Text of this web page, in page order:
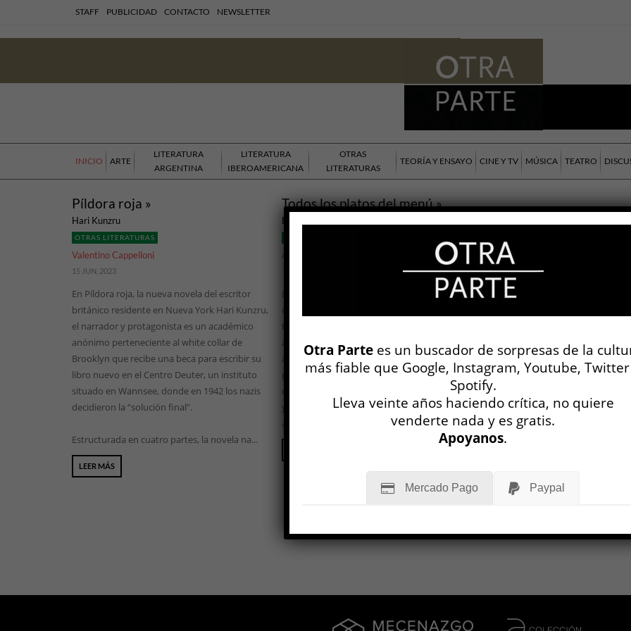
STAFF PUBLICIDAD CONTACTO NEWSLETTER
INICIO ARTE
LITERATURA
ARGENTINA
LITERATURA
IBEROAMERICANA
OTRAS
LITERATURAS
TEORÍA Y ENSAYO CINE Y TV MÚSICA TEATRO
Píldora roja »
Hari Kunzru
OTRAS LITERATURAS
Valentino Cappelloni
15 JUN, 2023
En Píldora roja, la nueva novela del escritor
británico residente en Nueva York Hari Kunzru,
el narrador y protagonista es un académico
anónimo perteneciente al white collar de
Brooklyn que recibe una beca para escribir su
libro nuevo en el Centro Deuter, un instituto
situado en Wannsee, donde en 1942 los nazis
decidieron la “solución final”.
Estructurada en cuatro partes, la novela na...
LEER MÁS
Todos los platos del menú »
Ellen Bass
Anahí Mallol
La poesía de Ellen Bass se puede poner en línea
con la de otras autoras norteamericanas que
trabajan desde un renovado confesionalismo, o
aun un situacionismo, que ancla el poema en la
anécdota cotidiana. Así, un viaje en auto por
paisajes locales, una visita familiar, funcionan
como materia prima. Los poemas presentan un
yo fácil de asimilar con la figura de la poeta y la
acercan a una perso...
Otra Parte es un buscador de sorpresas de la
más fiable que Google, Instagram, Youtube,
Spotify.
Lleva veinte años haciendo crítica, no quiere
venderte nada y es gratis.
Apoyanos.
Mercado Pago Paypal